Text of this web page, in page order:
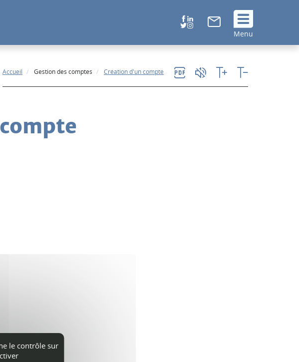
Suivez
!
Menu
Accueil Gestion des comptes Création d'un compte
le contrôle sur